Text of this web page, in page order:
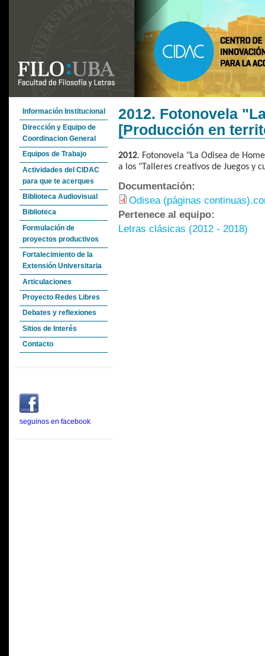
Información Institucional
Dirección y Equipo de
Coordinacion General
Equipos de Trabajo
Actividades del CIDAC
para que te acerques
Biblioteca Audiovisual
Biblioteca
Formulación de
proyectos productivos
Fortalecimiento de la
Extensión Universitaria
Articulaciones
Proyecto Redes Libres
Debates y reflexiones
Sitios de Interés
Contacto
seguinos en facebook
2012. Fotonovela
[Producción en
2012. Fotonovela "La Odisea de
a los "Talleres creativos de Juegos y
Documentación:
Odisea (páginas
Pertenece al equipo:
Letras clásicas (2012 - 2018)